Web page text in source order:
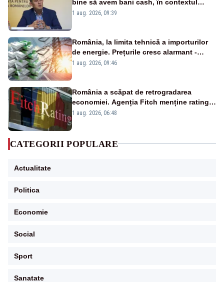
bine să avem bani cash, în contextul
alertei energetice?
1 aug. 2026, 09:39
România, la limita tehnică a importurilor
de energie. Prețurile cresc alarmant -
Analiză Realitatea Plus
1 aug. 2026, 09:46
România a scăpat de retrogradarea
economiei. Agenția Fitch menține ratingul
„BBB-” cu perspectivă negativă
1 aug. 2026, 06:48
CATEGORII POPULARE
Actualitate
Politica
Economie
Social
Sport
Sanatate